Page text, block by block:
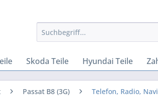
Skoda Teile Hyundai Teile
Passat B8 (3G) Telefon, Radio,